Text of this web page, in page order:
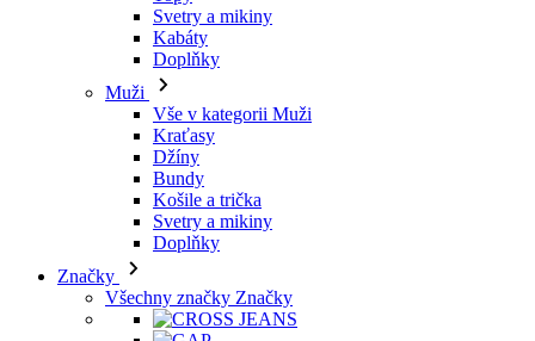
Muži
Vše v kategorii Muži
Kraťasy
Džíny
Bundy
Košile a trička
Svetry a mikiny
Doplňky
Všechny značky Značky